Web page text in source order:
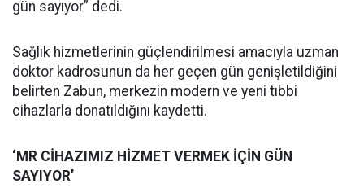
gün sayıyor” dedi.
Sağlık hizmetlerinin güçlendirilmesi amacıyla uzman
doktor kadrosunun da her geçen gün genişletildiğini
belirten Zabun, merkezin modern ve yeni tıbbi
cihazlarla donatıldığını kaydetti.
‘MR CİHAZIMIZ HİZMET VERMEK İÇİN GÜN
SAYIYOR’